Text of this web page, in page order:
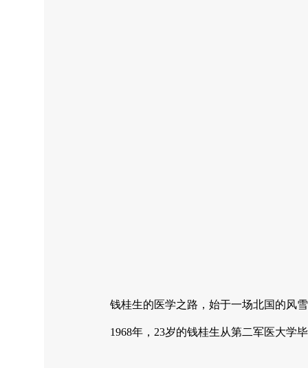
钱桂生的医学之路，始于一场北国的风
1968年，23岁的钱桂生从第二军医大学